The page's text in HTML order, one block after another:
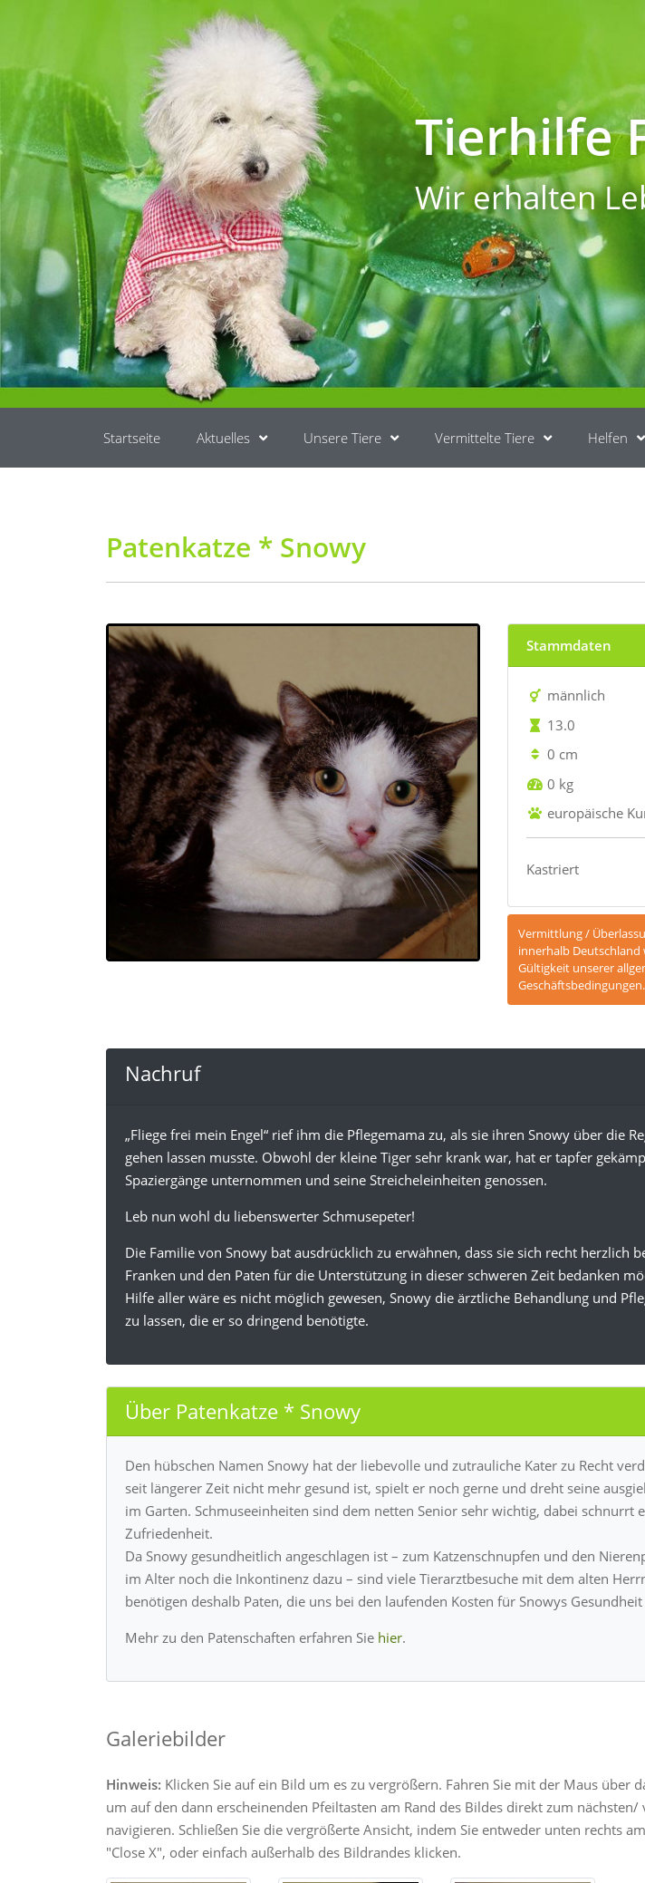
Tierhilfe
Wir erhalten
Startseite Aktuelles Unsere Tiere Vermittelte Tiere Helfen
Patenkatze * Snowy
Stammdaten
männlich
13.0
0 cm
0 kg
europäische
Kastriert
Vermittlung /
innerhalb
Gültigkeit unserer
Geschäftsbedingungen.
Nachruf
„Fliege frei mein Engel“ rief ihm die Pflegemama zu, als sie ihren Snowy über die
gehen lassen musste. Obwohl der kleine Tiger sehr krank war, hat er tapfer
Spaziergänge unternommen und seine Streicheleinheiten genossen.
Leb nun wohl du liebenswerter Schmusepeter!
Die Familie von Snowy bat ausdrücklich zu erwähnen, dass sie sich recht herzlich
Franken und den Paten für die Unterstützung in dieser schweren Zeit bedanken
Hilfe aller wäre es nicht möglich gewesen, Snowy die ärztliche Behandlung und
zu lassen, die er so dringend benötigte.
Über Patenkatze * Snowy
Den hübschen Namen Snowy hat der liebevolle und zutrauliche Kater zu Recht
seit längerer Zeit nicht mehr gesund ist, spielt er noch gerne und dreht seine
im Garten. Schmuseeinheiten sind dem netten Senior sehr wichtig, dabei schnurrt
Zufriedenheit.
Da Snowy gesundheitlich angeschlagen ist – zum Katzenschnupfen und den
im Alter noch die Inkontinenz dazu – sind viele Tierarztbesuche mit dem alten
benötigen deshalb Paten, die uns bei den laufenden Kosten für Snowys
Mehr zu den Patenschaften erfahren Sie hier.
Galeriebilder
Hinweis: Klicken Sie auf ein Bild um es zu vergrößern. Fahren Sie mit der Maus über
um auf den dann erscheinenden Pfeiltasten am Rand des Bildes direkt zum
navigieren. Schließen Sie die vergrößerte Ansicht, indem Sie entweder unten rechts
"Close X", oder einfach außerhalb des Bildrandes klicken.